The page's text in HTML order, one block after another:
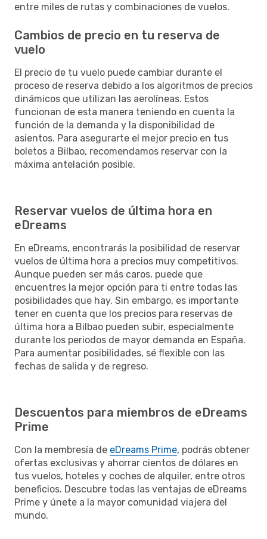
entre miles de rutas y combinaciones de vuelos.
Cambios de precio en tu reserva de
vuelo
El precio de tu vuelo puede cambiar durante el
proceso de reserva debido a los algoritmos de precios
dinámicos que utilizan las aerolíneas. Estos
funcionan de esta manera teniendo en cuenta la
función de la demanda y la disponibilidad de
asientos. Para asegurarte el mejor precio en tus
boletos a Bilbao, recomendamos reservar con la
máxima antelación posible.
Reservar vuelos de última hora en
eDreams
En eDreams, encontrarás la posibilidad de reservar
vuelos de última hora a precios muy competitivos.
Aunque pueden ser más caros, puede que
encuentres la mejor opción para ti entre todas las
posibilidades que hay. Sin embargo, es importante
tener en cuenta que los precios para reservas de
última hora a Bilbao pueden subir, especialmente
durante los periodos de mayor demanda en España.
Para aumentar posibilidades, sé flexible con las
fechas de salida y de regreso.
Descuentos para miembros de eDreams
Prime
Con la membresía de eDreams Prime, podrás obtener
ofertas exclusivas y ahorrar cientos de dólares en
tus vuelos, hoteles y coches de alquiler, entre otros
beneficios. Descubre todas las ventajas de eDreams
Prime y únete a la mayor comunidad viajera del
mundo.